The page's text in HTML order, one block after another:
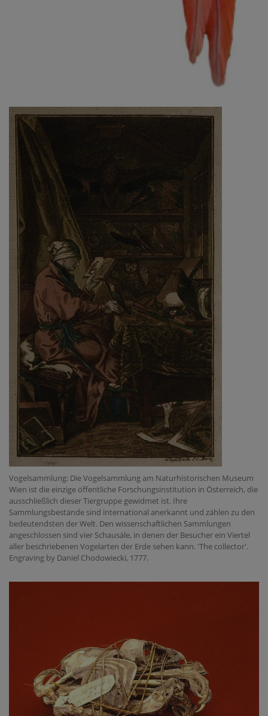
Vogelsammlung: Die Vogelsammlung am Naturhistorischen Museum
Wien ist die einzige öffentliche Forschungsinstitution in Österreich, die
ausschließlich dieser Tiergruppe gewidmet ist. Ihre
Sammlungsbestände sind international anerkannt und zählen zu den
bedeutendsten der Welt. Den wissenschaftlichen Sammlungen
angeschlossen sind vier Schausäle, in denen der Besucher ein Viertel
aller beschriebenen Vogelarten der Erde sehen kann. 'The collector'.
Engraving by Daniel Chodowiecki, 1777.